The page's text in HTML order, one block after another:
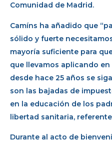
Comunidad de Madrid.
Camíns ha añadido que
sólido y fuerte
mayoría suficiente para
que llevamos aplicando
desde hace 25 años se
son las bajadas de
en la educación de los
libertad sanitaria,
Durante al acto de